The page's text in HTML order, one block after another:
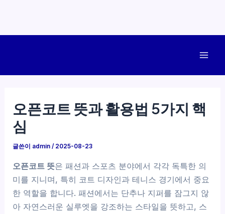
오픈코트 뜻과 활용법 5가지 핵
심
글쓴이 admin/ 2025-08-23
오픈코트 뜻은 패션과 스포츠 분야에서 각각 독특한 의
미를 지니며, 특히 코트 디자인과 테니스 경기에서 중요
한 역할을 합니다. 패션에서는 단추나 지퍼를 잠그지 않
아 자연스러운 실루엣을 강조하는 스타일을 뜻하고, 스